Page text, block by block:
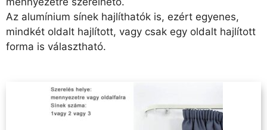
Az alumínium sínek hajlíthatók is, ezért egyenes,
mindkét oldalt hajlított, vagy csak egy oldalt hajlított
forma is választható.